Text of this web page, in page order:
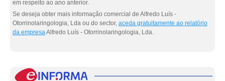
em respeito ao ano anterior.
Se deseja obter mais informação comercial de Alfredo Luís -
Otorrinolaringologia, Lda ou do sector, aceda gratuitamente ao relatório
da empresaAlfredo Luís - Otorrinolaringologia, Lda.